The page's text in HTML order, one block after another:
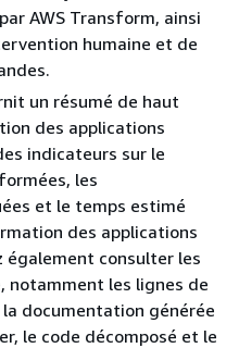
AWS Transform, ainsi
humaine et de
un résumé de haut
des applications
indicateurs sur le
les
et le temps estimé
des applications
également consulter les
notamment les lignes de
documentation générée
le code décomposé et le